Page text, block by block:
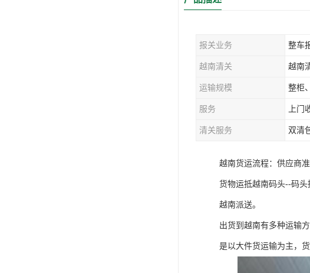
报关业务 整车
越南清关 越南
运输规模 整柜
服务 上门
清关服务 双清
越南货运流程：供应商
货物运抵越南码头--码
越南派送。
出货到越南有多种运输
是以大件货运输为主，